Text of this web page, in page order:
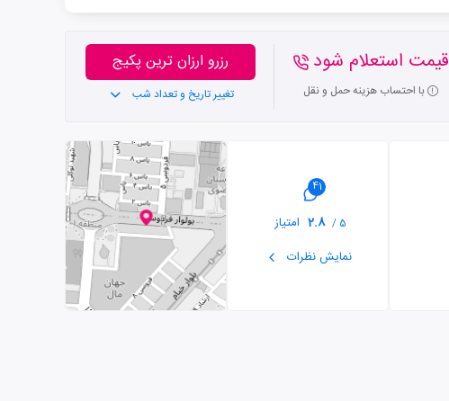
قیمت استعلام شود
با احتساب هزینه حمل و نقل
رزرو ارزان ترین پکیج
تغییر تاریخ و تعداد شب
41
5 /
2.8 امتیاز
نمایش نظرات